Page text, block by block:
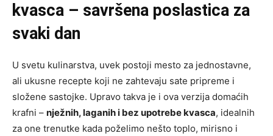
kvasca – savršena poslastica za
svaki dan
U svetu kulinarstva, uvek postoji mesto za jednostavne,
ali ukusne recepte koji ne zahtevaju sate pripreme i
složene sastojke. Upravo takva je i ova verzija domaćih
krafni – nježnih, laganih i bez upotrebe kvasca, idealnih
za one trenutke kada poželimo nešto toplo, mirisno i